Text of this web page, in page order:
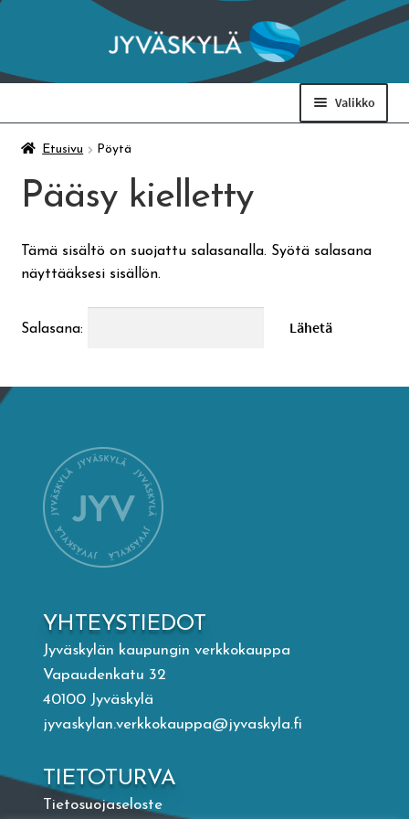
Siirry
navigointiin
Siirry
sisältöön
Valikko
Taidemuseo & Ratamo
Suomen käsityön museo
Skeittihalli
Taideapteekki
Kirjasto
Valon Kaupunki
Lasten Lysti & LystiKylä-festivaali
English
Etusivu Pöytä
Pääsy kielletty
Tämä sisältö on suojattu salasanalla. Syötä salasana
näyttääksesi sisällön.
Salasana:
YHTEYSTIEDOT
Jyväskylän kaupungin verkkokauppa
Vapaudenkatu 32
40100 Jyväskylä
jyvaskylan.verkkokauppa@jyvaskyla.fi
TIETOTURVA
Tietosuojaseloste